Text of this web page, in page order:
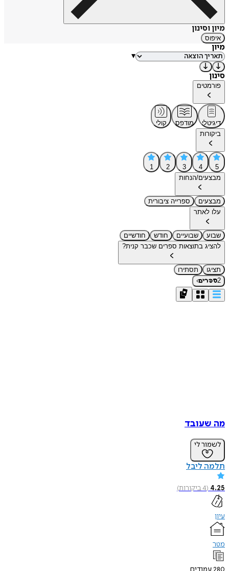
מיון וסינון
איפוס
מיון
▾
סינון
פורמטים
דיגיטלי מודפס
קולי
ביקורות
5
4
3
2
1
מבצעים/הנחות
מבצעים
ספרייה ציבורית
עלו לאתר
שבוע שבועיים חודש
חודשיים
להציג בתוצאות ספרים שכבר קנית?
תציגו
תסתירו
2ספרים›
מה שעובד
לשמור לי
תלמה ליבל
4.25
(
4ביקורות)
עיון
מטר